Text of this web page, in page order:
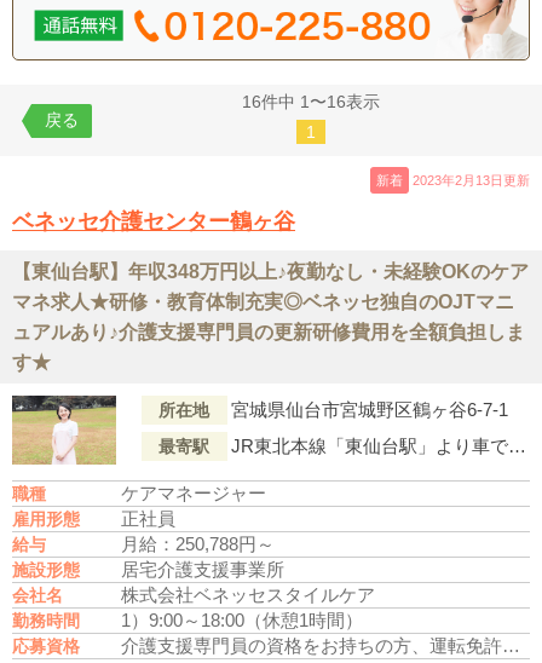
16件中 1〜16表示
1
戻る
新着 2023年2月13日更新
ベネッセ介護センター鶴ヶ谷
【東仙台駅】年収348万円以上♪夜勤なし・未経験OKのケア
マネ求人★研修・教育体制充実◎ベネッセ独自のOJTマニ
ュアルあり♪介護支援専門員の更新研修費用を全額負担しま
す★
所在地 宮城県仙台市宮城野区鶴ヶ谷6-7-1
最寄駅 JR東北本線「東仙台駅」より車で7分
職種 ケアマネージャー
雇用形態 正社員
給与 月給：250,788円～
施設形態 居宅介護支援事業所
会社名 株式会社ベネッセスタイルケア
勤務時間 1）9:00～18:00（休憩1時間）
応募資格 介護支援専門員の資格をお持ちの方、運転免許あれば尚可